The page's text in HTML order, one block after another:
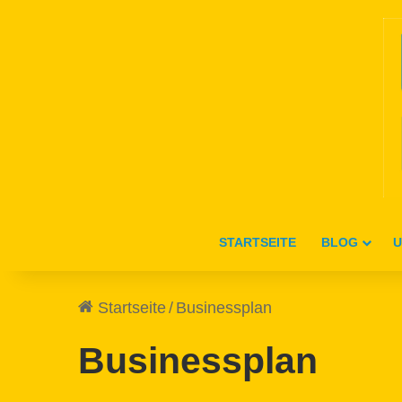
STARTSEITE BLOG
Startseite/ Businessplan
Businessplan